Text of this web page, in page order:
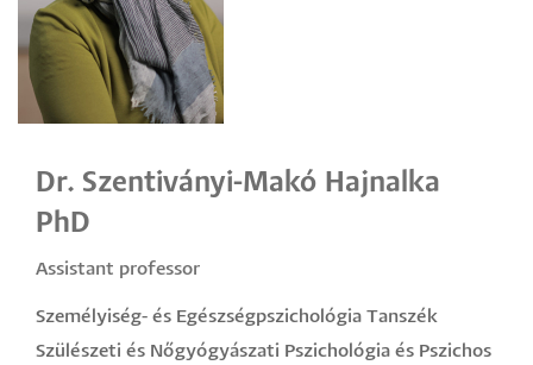
Dr. Szentiványi-Makó Hajnalka
PhD
Assistant professor
Személyiség- és Egészségpszichológia Tanszék
Szülészeti és Nőgyógyászati Pszichológia és Pszichos